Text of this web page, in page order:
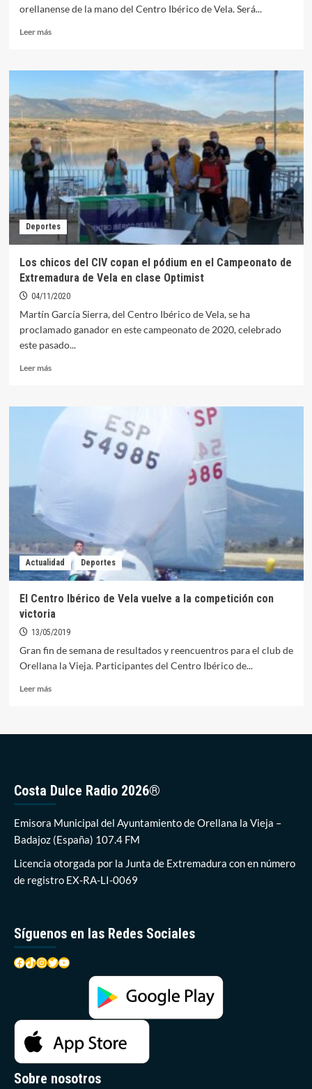
orellanense de la mano del Centro Ibérico de Vela. Será...
Leer másLeer
Una
equipos
se
disputarán
este
fin
de
semana
el
Campeonato
extremeño
de
420
en
Orellana
Deportes
Los chicos del CIV copan el pódium en el Campeonato de
Extremadura de Vela en clase Optimist
04/11/2020
Martín García Sierra, del Centro Ibérico de Vela, se ha
proclamado ganador en este campeonato de 2020, celebrado
este pasado...
Leer másLeer
Los
chicos
Campeonato
Extremadura
de
Vela
clase
Optimist
Actualidad Deportes
El Centro Ibérico de Vela vuelve a la competición con
victoria
13/05/2019
Gran fin de semana de resultados y reencuentros para el club de
Orellana la Vieja. Participantes del Centro Ibérico de...
Leer másLeer
vuelve
a
la
competición
con
victoria
Costa Dulce Radio 2026®
Emisora Municipal del Ayuntamiento de Orellana la Vieja –
Badajoz (España) 107.4 FM
Licencia otorgada por la Junta de Extremadura con en número
de registro EX-RA-LI-0069
Síguenos en las Redes Sociales
Facebook
TikTok
Instagram
Twitter
YouTube
Sobre nosotros